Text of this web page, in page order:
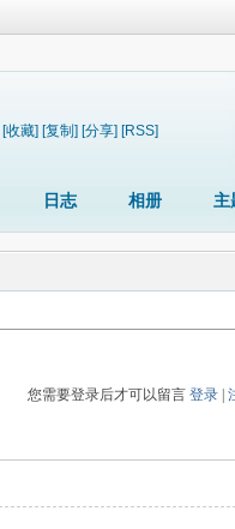
[收藏] [复制] [分享] [RSS]
日志 相册 主
您需要登录后才可以留言登录 |